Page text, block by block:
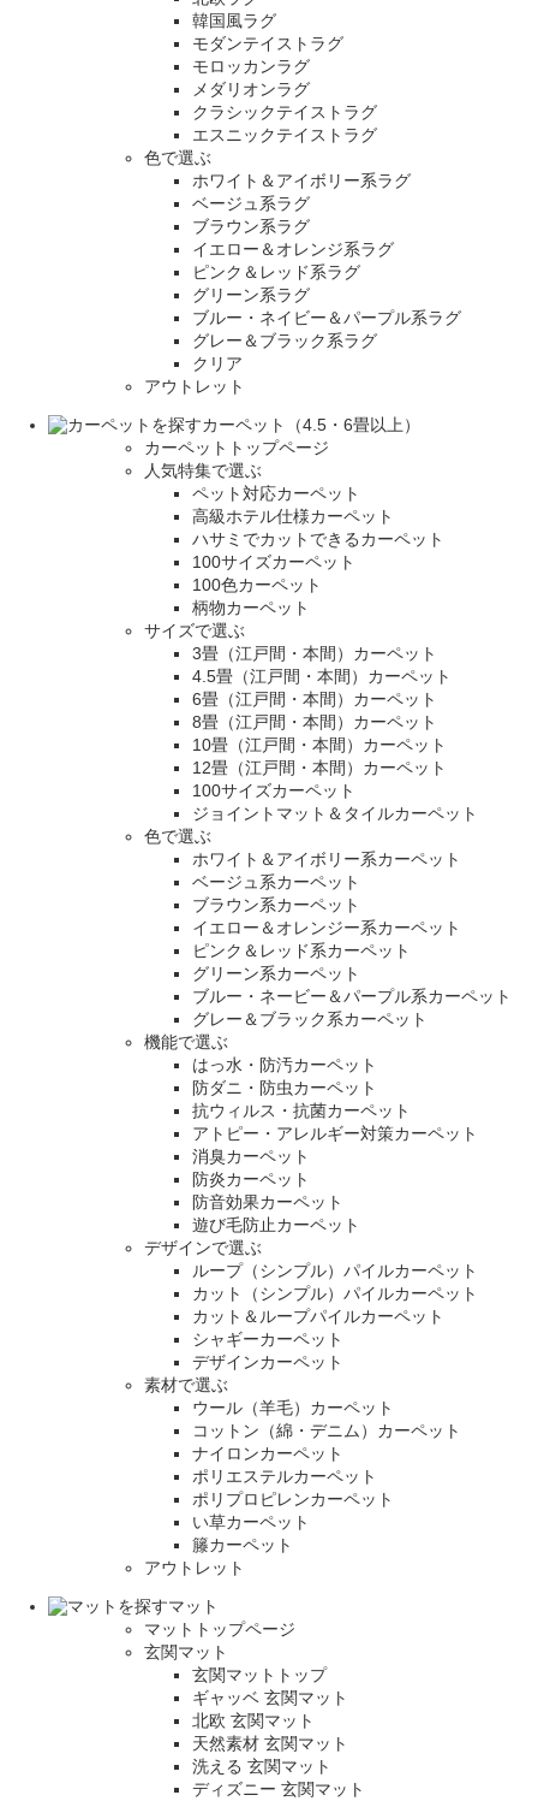
韓国風ラグ
モダンテイストラグ
モロッカンラグ
メダリオンラグ
クラシックテイストラグ
エスニックテイストラグ
色で選ぶ
ホワイト＆アイボリー系ラグ
ベージュ系ラグ
ブラウン系ラグ
イエロー＆オレンジ系ラグ
ピンク＆レッド系ラグ
グリーン系ラグ
ブルー・ネイビー＆パープル系ラグ
グレー＆ブラック系ラグ
クリア
アウトレット
カーペット（4.5・6畳以上）
カーペットトップページ
人気特集で選ぶ
ペット対応カーペット
高級ホテル仕様カーペット
ハサミでカットできるカーペット
100サイズカーペット
100色カーペット
柄物カーペット
サイズで選ぶ
3畳（江戸間・本間）カーペット
4.5畳（江戸間・本間）カーペット
6畳（江戸間・本間）カーペット
8畳（江戸間・本間）カーペット
10畳（江戸間・本間）カーペット
12畳（江戸間・本間）カーペット
100サイズカーペット
ジョイントマット＆タイルカーペット
色で選ぶ
ホワイト＆アイボリー系カーペット
ベージュ系カーペット
ブラウン系カーペット
イエロー＆オレンジー系カーペット
ピンク＆レッド系カーペット
グリーン系カーペット
ブルー・ネービー＆パープル系カーペット
グレー＆ブラック系カーペット
機能で選ぶ
はっ水・防汚カーペット
防ダニ・防虫カーペット
抗ウィルス・抗菌カーペット
アトピー・アレルギー対策カーペット
消臭カーペット
防炎カーペット
防音効果カーペット
遊び毛防止カーペット
デザインで選ぶ
ループ（シンプル）パイルカーペット
カット（シンプル）パイルカーペット
カット＆ループパイルカーペット
シャギーカーペット
デザインカーペット
素材で選ぶ
ウール（羊毛）カーペット
コットン（綿・デニム）カーペット
ナイロンカーペット
ポリエステルカーペット
ポリプロピレンカーペット
い草カーペット
籐カーペット
アウトレット
マット
マットトップページ
玄関マット
玄関マットトップ
ギャッベ 玄関マット
北欧 玄関マット
天然素材 玄関マット
洗える 玄関マット
ディズニー 玄関マット